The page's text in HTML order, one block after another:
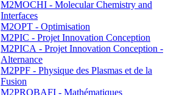
M2MOCHI - Molecular Chemistry and
Interfaces
M2OPT - Optimisation
M2PIC - Projet Innovation Conception
M2PICA - Projet Innovation Conception -
Alternance
M2PPF - Physique des Plasmas et de la
Fusion
M2PROBAFI - Mathématiques